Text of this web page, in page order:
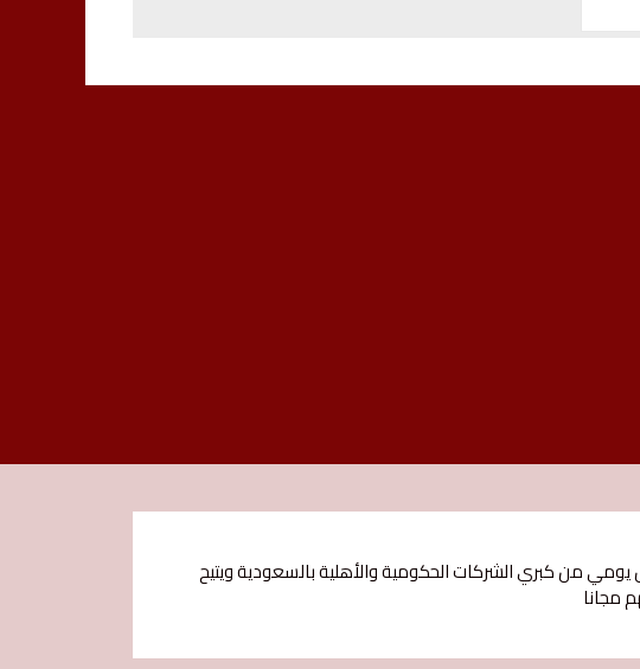
من كبري الشركات الحكومية والأهلية بالسعودية ويتيح
مجانا